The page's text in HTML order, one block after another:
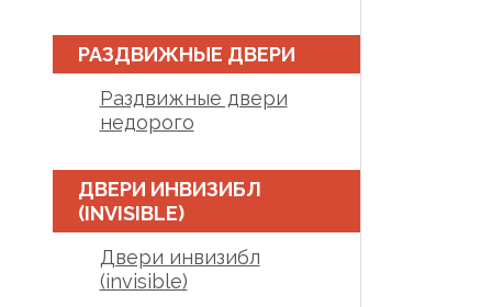
РАЗДВИЖНЫЕ ДВЕРИ
Раздвижные двери
недорого
ДВЕРИ ИНВИЗИБЛ
(INVISIBLE)
Двери инвизибл
(invisible)